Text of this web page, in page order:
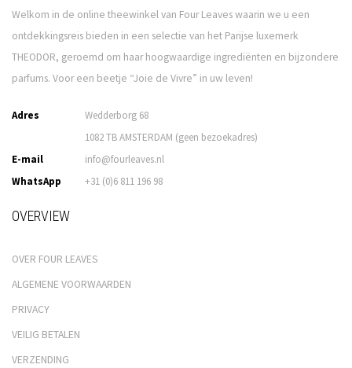
Welkom in de online theewinkel van Four Leaves waarin we u een
ontdekkingsreis bieden in een selectie van het Parijse luxemerk
THEODOR, geroemd om haar hoogwaardige ingrediënten en bijzondere
parfums. Voor een beetje “Joie de Vivre” in uw leven!
Adres
Wedderborg 68
1082 TB AMSTERDAM (geen bezoekadres)
E-mail
info@fourleaves.nl
WhatsApp
+31 (0)6 811 196 98
OVERVIEW
OVER FOUR LEAVES
ALGEMENE VOORWAARDEN
PRIVACY
VEILIG BETALEN
VERZENDING